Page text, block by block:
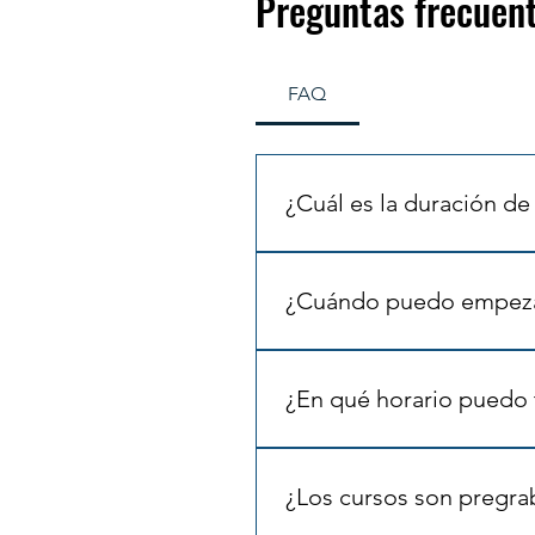
FAQ
¿Cuál es la duración
Básico Intermedio
horas. Consulta la tienda
¿Cuándo puedo
capacitación.
¿En qué horario
¿Los cursos son